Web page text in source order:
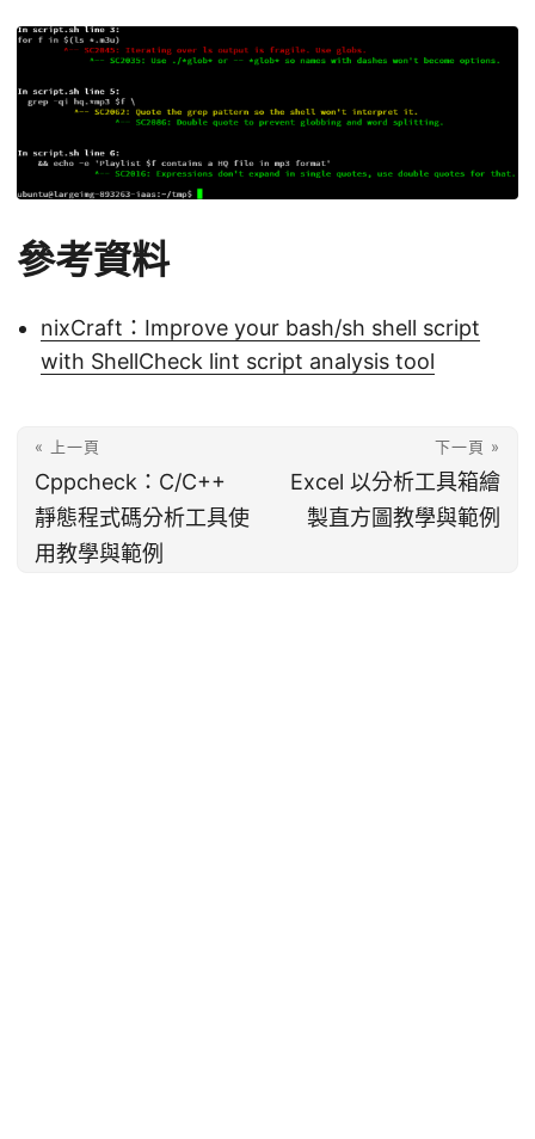
參考資料
nixCraft：Improve your bash/sh shell script
with ShellCheck lint script analysis tool
« 上一頁
Cppcheck：C/C++
靜態程式碼分析工具使
用教學與範例
下一頁 »
Excel 以分析工具箱繪
製直方圖教學與範例